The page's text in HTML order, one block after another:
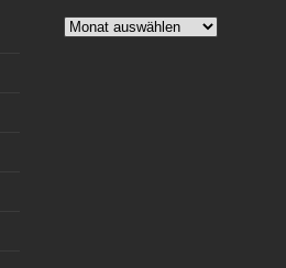
Archiv